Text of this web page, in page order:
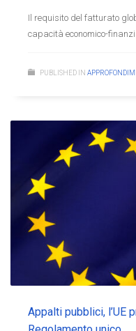
Il requisito del fatturato
capacità economico-
PUBLISHED IN
Appalti pubblici, l’UE